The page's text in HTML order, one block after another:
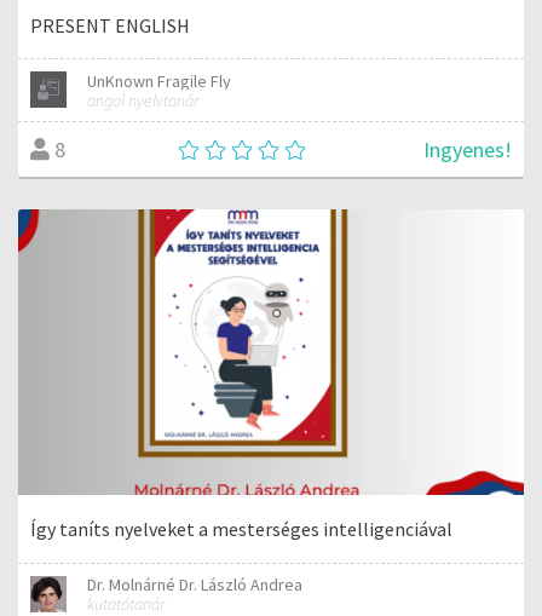
PRESENT ENGLISH
UnKnown Fragile Fly
angol nyelvtanár
8 Ingyenes!
Így taníts nyelveket a mesterséges intelligenciával
Dr. Molnárné Dr. László Andrea
kutatótanár